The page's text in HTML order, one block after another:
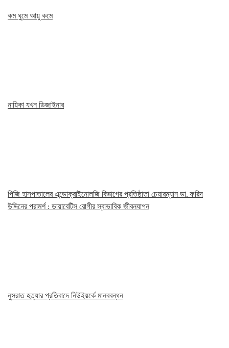
কম ঘুমে আয়ু কমে
নায়িকা যখন ডিজাইনার
পিজি হাসপাতালের এন্ডোক্রাইনোলজি বিভাগের প্রতিষ্ঠাতা চেয়ারম্যান ডা. ফরিদ
উদ্দিনের পরামর্শ : ডায়াবেটিস রোগীর স্বাভাবিক জীবনযাপন
নুসরাত হত্যার প্রতিবাদে নিউইয়র্কে মানববন্ধন